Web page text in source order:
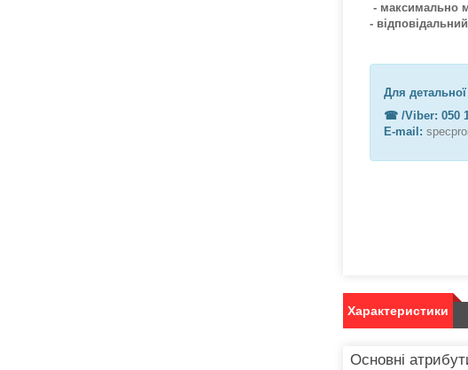
- максимально
- відповідальний
Для
☎︎ /Viber: 050
E-mail:
Характеристики
Основні